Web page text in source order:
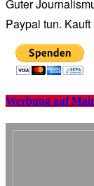
Guter
Paypal tun.
Werbung auf